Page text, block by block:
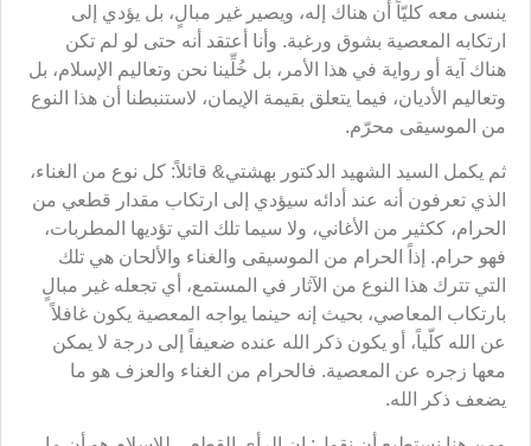
ينسى معه كليّاً أن هناك إله، ويصير غير مبالٍ، بل يؤدي إلى
ارتكابه المعصية بشوق ورغبة. وأنا أعتقد أنه حتى لو لم تكن
هناك آية أو رواية في هذا الأمر، بل خُلِّينا نحن وتعاليم الإسلام، بل
وتعاليم الأديان، فيما يتعلق بقيمة الإيمان، لاستنبطنا أن هذا النوع
من الموسيقى محرّم.
ثم يكمل السيد الشهيد الدكتور بهشتي& قائلاً: كل نوع من الغناء،
الذي تعرفون أنه عند أدائه سيؤدي إلى ارتكاب مقدار قطعي من
الحرام، ككثير من الأغاني، ولا سيما تلك التي تؤديها المطربات،
فهو حرام. إذاً الحرام من الموسيقى والغناء والألحان هي تلك
التي تترك هذا النوع من الآثار في المستمع، أي تجعله غير مبالٍ
بارتكاب المعاصي، بحيث إنه حينما يواجه المعصية يكون غافلاً
عن الله كلّياً، أو يكون ذكر الله عنده ضعيفاً إلى درجة لا يمكن
معها زجره عن المعصية. فالحرام من الغناء والعزف هو ما
يضعف ذكر الله.